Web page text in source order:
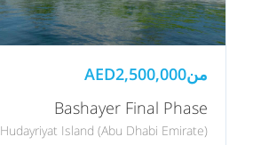
من AED2,500,000
Bashayer Final Phase
Hudayriyat Island (Abu Dhabi Emirate)